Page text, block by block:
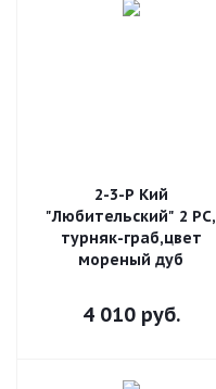
2-3-Р Кий
"Любительский" 2 РС,
турняк-граб,цвет
мореный дуб
4 010руб.